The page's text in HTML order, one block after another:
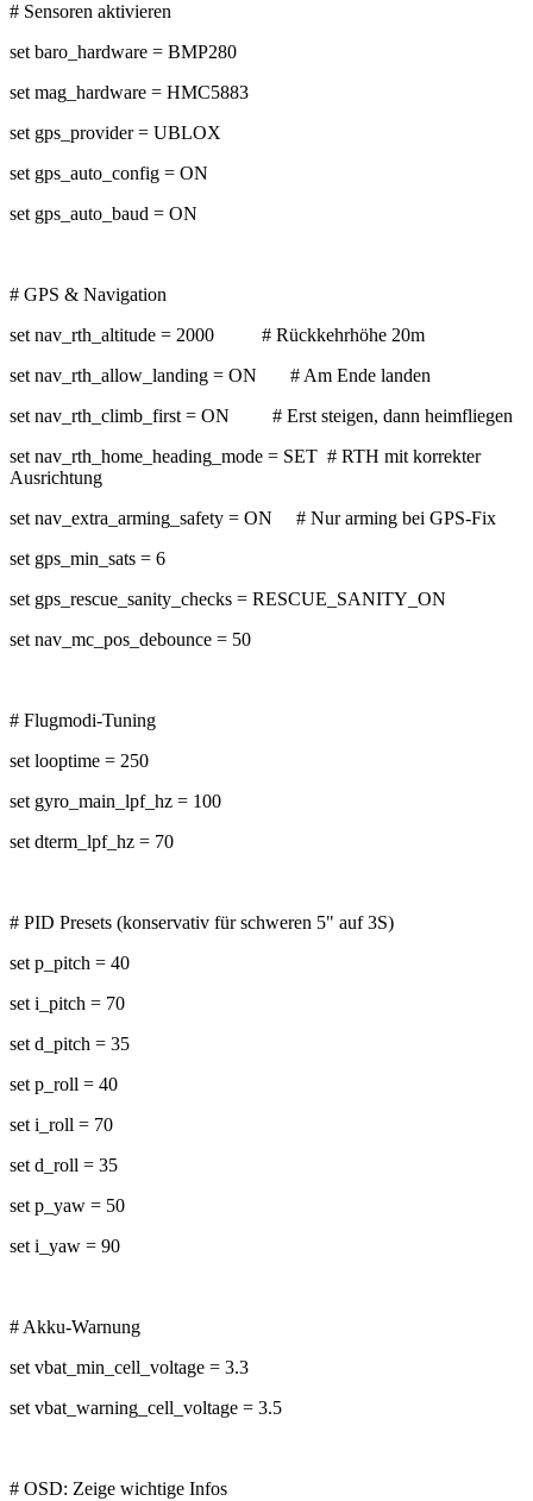
# Sensoren aktivieren
set baro_hardware = BMP280
set mag_hardware = HMC5883
set gps_provider = UBLOX
set gps_auto_config = ON
set gps_auto_baud = ON
# GPS & Navigation
set nav_rth_altitude = 2000 # Rückkehrhöhe 20m
set nav_rth_allow_landing = ON # Am Ende landen
set nav_rth_climb_first = ON # Erst steigen, dann heimfliegen
set nav_rth_home_heading_mode = SET # RTH mit korrekter
Ausrichtung
set nav_extra_arming_safety = ON # Nur arming bei GPS-Fix
set gps_min_sats = 6
set gps_rescue_sanity_checks = RESCUE_SANITY_ON
set nav_mc_pos_debounce = 50
# Flugmodi-Tuning
set looptime = 250
set gyro_main_lpf_hz = 100
set dterm_lpf_hz = 70
# PID Presets (konservativ für schweren 5" auf 3S)
set p_pitch = 40
set i_pitch = 70
set d_pitch = 35
set p_roll = 40
set i_roll = 70
set d_roll = 35
set p_yaw = 50
set i_yaw = 90
# Akku-Warnung
set vbat_min_cell_voltage = 3.3
set vbat_warning_cell_voltage = 3.5
# OSD: Zeige wichtige Infos